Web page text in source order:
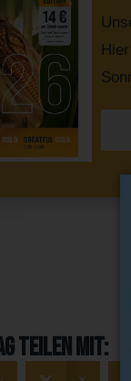
teilen mit: